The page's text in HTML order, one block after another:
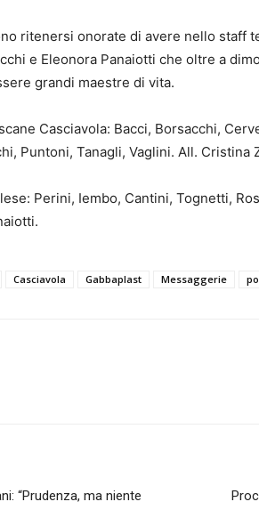
ritenersi onorate di avere nello staff
e Eleonora Panaiotti che oltre a
grandi maestre di vita.
Casciavola: Bacci, Borsacchi,
Puntoni, Tanagli, Vaglini. All. Cristina
Perini, Iembo, Cantini, Tognetti,
Casciavola Gabbaplast Messaggerie
“Prudenza, ma niente